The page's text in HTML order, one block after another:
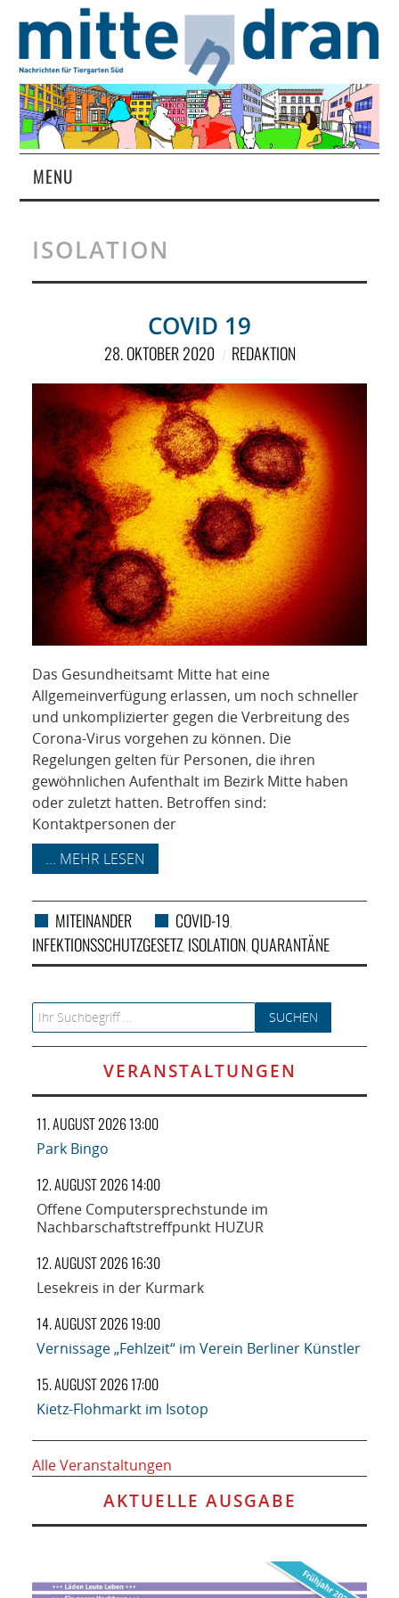
MENU
MAGAZIN
RUBRIKEN
NETZWERK
SPONSORING
KONTAKT
ISOLATION
COVID 19
28. OKTOBER 2020 REDAKTION
Das Gesundheitsamt Mitte hat eine
Allgemeinverfügung erlassen, um noch schneller
und unkomplizierter gegen die Verbreitung des
Corona-Virus vorgehen zu können. Die
Regelungen gelten für Personen, die ihren
gewöhnlichen Aufenthalt im Bezirk Mitte haben
oder zuletzt hatten. Betroffen sind:
Kontaktpersonen der
... MEHR LESEN
MITEINANDER COVID-19,
INFEKTIONSSCHUTZGESETZ, ISOLATION, QUARANTÄNE
Search for:
VERANSTALTUNGEN
11. AUGUST 2026 13:00
Park Bingo
12. AUGUST 2026 14:00
Offene Computersprechstunde im
Nachbarschaftstreffpunkt HUZUR
12. AUGUST 2026 16:30
Lesekreis in der Kurmark
14. AUGUST 2026 19:00
Vernissage „Fehlzeit“ im Verein Berliner Künstler
15. AUGUST 2026 17:00
Kietz-Flohmarkt im Isotop
Alle Veranstaltungen
AKTUELLE AUSGABE